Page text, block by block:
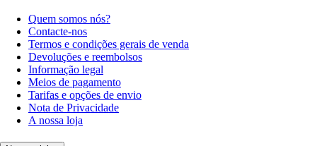
Quem somos nós?
Contacte-nos
Termos e condições gerais de venda
Devoluções e reembolsos
Informação legal
Meios de pagamento
Tarifas e opções de envio
Nota de Privacidade
A nossa loja